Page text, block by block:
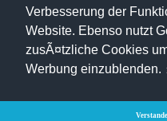
Verbesserung der
Website. Ebenso nutzt
zusÃ¤tzliche Cookies
Werbung einzublenden.